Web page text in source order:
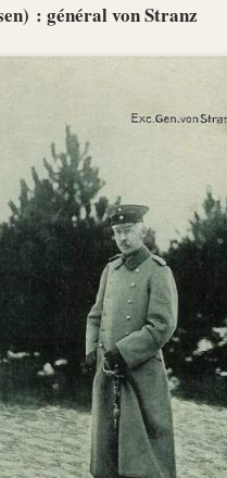
: général von Stranz